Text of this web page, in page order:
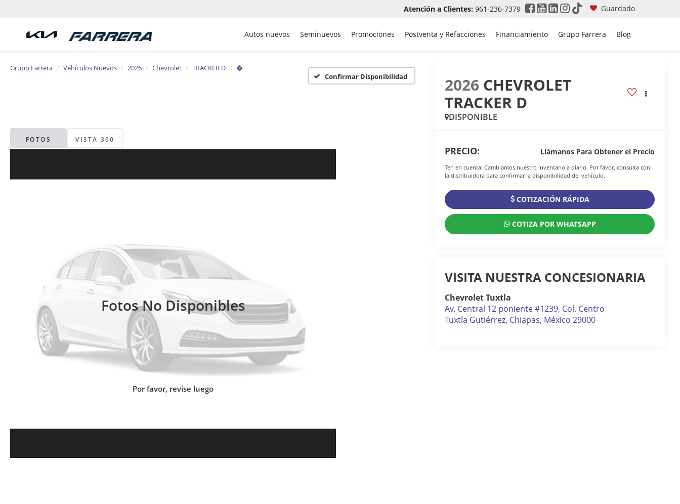
Atención a Clientes: 961-236-7379 Guardado
Autos nuevos Seminuevos Promociones Postventa y Refacciones Financiamiento Grupo Farrera Blog
Grupo Farrera Vehículos Nuevos 2026 Chevrolet TRACKER D
�
Confirmar Disponibilidad
FOTOS VISTA 360
Fotos No Disponibles
Por favor, revise luego
2026 CHEVROLET
TRACKER D
DISPONIBLE
PRECIO: Llámanos Para Obtener el Precio
Ten en cuenta: Cambiamos nuestro inventario a diario. Por favor, consulta con
la distribuidora para confirmar la disponibilidad del vehículo.
COTIZACIÓN RÁPIDA
COTIZA POR WHATSAPP
VISITA NUESTRA CONCESIONARIA
Chevrolet Tuxtla
Av. Central 12 poniente #1239, Col. Centro
Tuxtla Gutiérrez, Chiapas, México 29000